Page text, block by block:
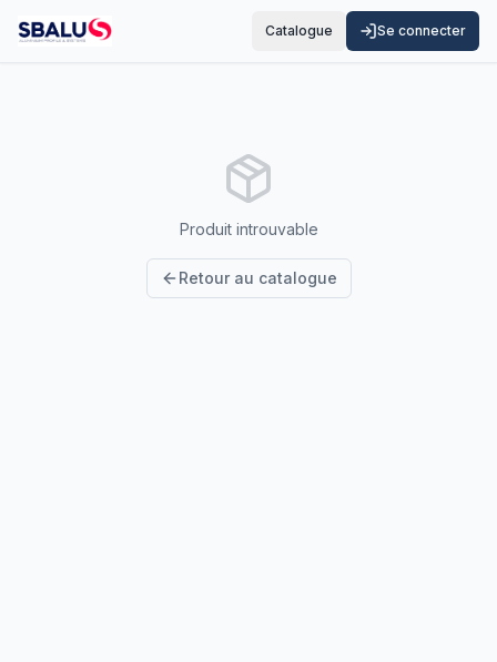
Catalogue Se connecter
Produit introuvable
Retour au catalogue